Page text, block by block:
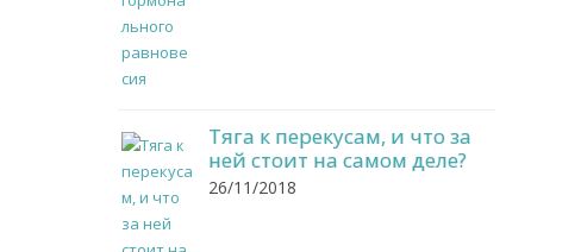
Тяга к перекусам, и что за
ней стоит на самом деле?
26/11/2018